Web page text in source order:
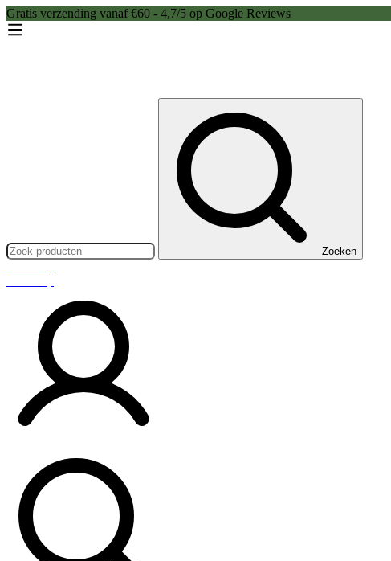
Gratis verzending vanaf €60 - 4,7/5 op Google Reviews
Zoeken